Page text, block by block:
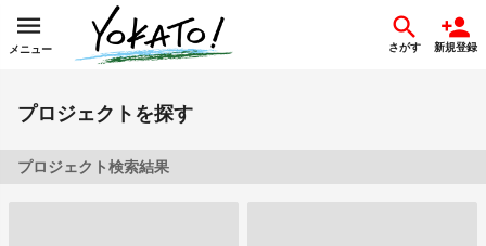
メニュー さがす 新規登録
プロジェクトを探す
プロジェクト検索結果